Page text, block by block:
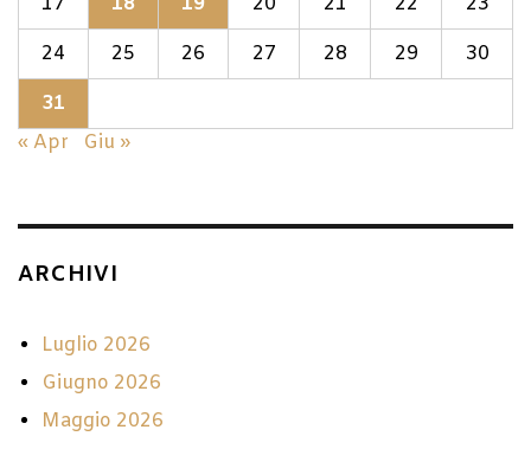
24
25 26 27 28 29
30
31
« Apr
Giu »
ARCHIVI
Luglio 2026
Giugno 2026
Maggio 2026